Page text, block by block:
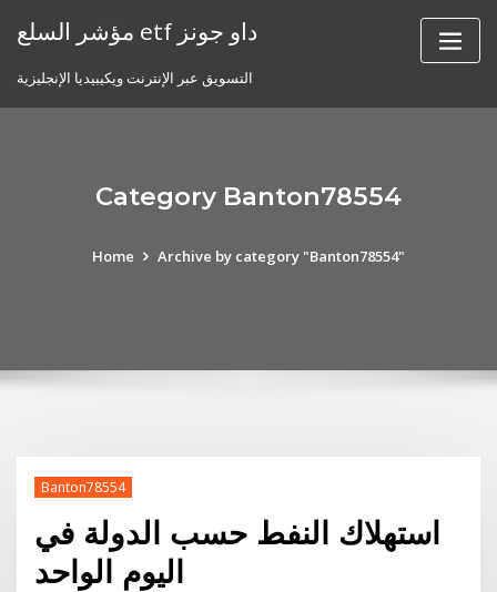
مؤشر السلع etf داو جونز
التسويق عبر الإنترنت ويكيبيديا الإنجليزية
Category Banton78554
Home Archive by category "Banton78554"
Banton78554
استهلاك النفط حسب الدولة في
اليوم الواحد